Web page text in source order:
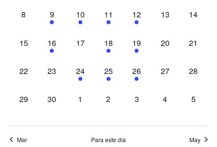
de
Eventos
0 eventos,
8 1 evento,
9 1 evento,
10 1 evento,
11 1 evento,
12 0 eventos,
13 0
14
0 eventos,
15 2 eventos,
16 0 eventos,
17 1 evento,
18 2 eventos,
19 0 eventos,
20 0
21
0 eventos,
22 0 eventos,
23 2 eventos,
24 1 evento,
25 2 eventos,
26 0 eventos,
27 0
28
0 eventos,
29 0 eventos,
30 0 eventos,
1 0 eventos,
2 0 eventos,
3 0 eventos,
4 0
5
Mar Para este día May